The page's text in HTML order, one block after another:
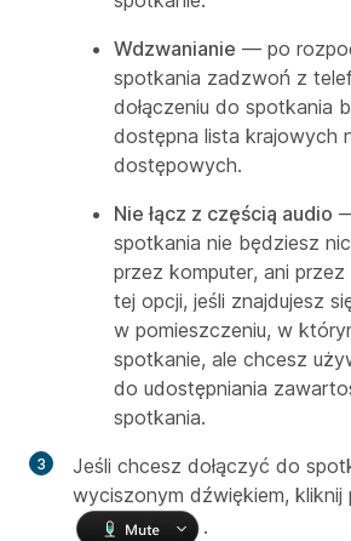
Wdzwanianie — po
spotkania zadzwoń z
dołączeniu do spotkania
dostępna lista krajowych
dostępowych.
Nie łącz z częścią audio
spotkania nie będziesz
przez komputer, ani
tej opcji, jeśli znajdujesz
w pomieszczeniu, w
spotkanie, ale chcesz
do udostępniania
spotkania.
Jeśli chcesz dołączyć do
wyciszonym dźwiękiem, kliknij
.